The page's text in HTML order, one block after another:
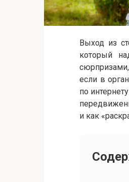
Выход из
который
сюрпризами,
если в
по
и как